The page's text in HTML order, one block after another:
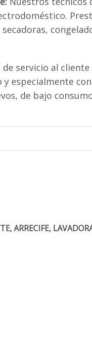
servicio al
especialmente
de bajo
ARRECIFE,